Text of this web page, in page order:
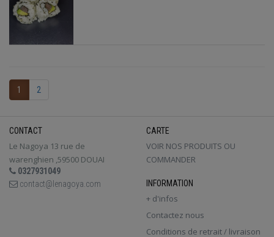
1 2
CONTACT
Le Nagoya 13 rue de
warenghien ,59500 DOUAI
0327931049
contact@lenagoya.com
CARTE
VOIR NOS PRODUITS OU
COMMANDER
INFORMATION
+ d'infos
Contactez nous
Conditions de retrait / livraison